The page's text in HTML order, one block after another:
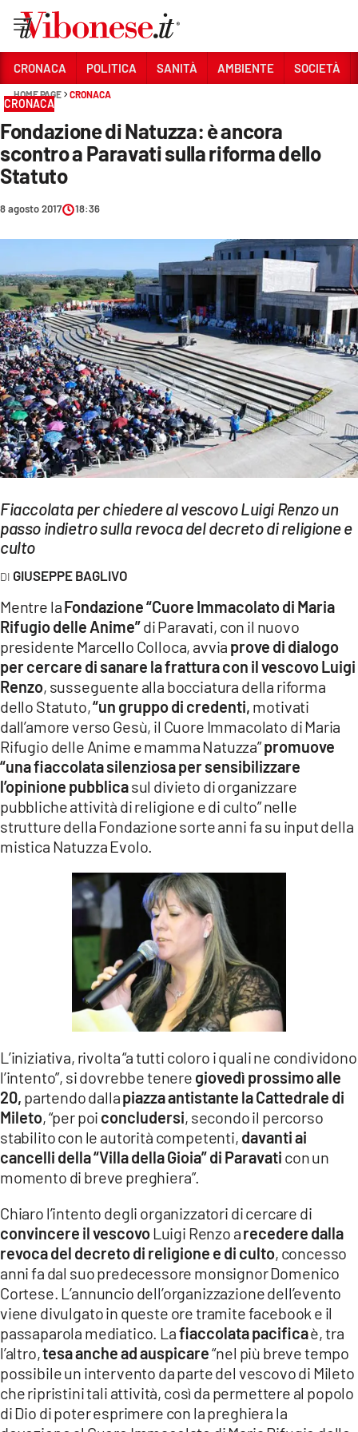
Sezioni
CRONACA
POLITICA
CULTURA
ECONOMIA E LAVORO
EVENTI
SPORT
Streaming
LAC TV
LAC NETWORK
LAC ONAIR
Network
LACPLAY.IT
LACTV.IT
LACONAIR.IT
LACITYMAG.IT
ILREGGINO.IT
COSENZACHANNEL.IT
ILVIBONESE.IT
CATANZAROCHANNEL.IT
LACAPITALENEWS.IT
CRONACA POLITICA SANITÀ AMBIENTE SOCIETÀ
HOME PAGE CRONACA
CRONACA
Fondazione di Natuzza: è ancora
scontro a Paravati sulla riforma dello
Statuto
8 agosto 2017 18:36
Fiaccolata per chiedere al vescovo Luigi Renzo un
passo indietro sulla revoca del decreto di religione e
culto
GIUSEPPE BAGLIVO
Mentre laFondazione “Cuore Immacolato di Maria
Rifugio delle Anime”di Paravati, con il nuovo
presidente Marcello Colloca, avvia prove di dialogo
per cercare di sanare la frattura con il vescovo Luigi
Renzo, susseguente alla bocciatura della riforma
dello Statuto,“un gruppo di credenti, motivati
dall’amore verso Gesù, il Cuore Immacolato di Maria
Rifugio delle Anime e mamma Natuzza”promuove
“una fiaccolata silenziosa per sensibilizzare
l’opinione pubblicasul divieto di organizzare
pubbliche attività di religione e di culto” nelle
strutture della Fondazione sorte anni fa su input della
mistica Natuzza Evolo.
L’iniziativa, rivolta “a tutti coloro i quali ne condividono
l’intento”, si dovrebbe tenere giovedì prossimo alle
20, partendo dallapiazza antistante la Cattedrale di
Mileto, “per poi concludersi, secondo il percorso
stabilito con le autorità competenti, davanti ai
cancelli della “Villa della Gioia” di Paravati con un
momento di breve preghiera”.
Chiaro l’intento degli organizzatori di cercare di
convincere il vescovoLuigi Renzo arecedere dalla
revoca del decreto di religione e di culto, concesso
anni fa dal suo predecessore monsignor Domenico
Cortese. L’annuncio dell’organizzazione dell’evento
viene divulgato in queste ore tramite facebook e il
passaparola mediatico. Lafiaccolata pacificaè, tra
l’altro,tesa anche ad auspicare“nel più breve tempo
possibile un intervento da parte del vescovo di Mileto
che ripristini tali attività, così da permettere al popolo
di Dio di poter esprimere con la preghiera la